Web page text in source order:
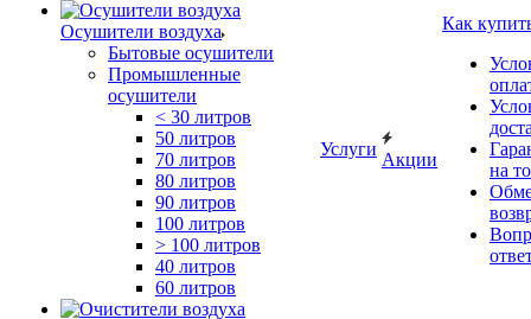
Осушители воздуха
Бытовые осушители
Промышленные
осушители
< 30 литров
50 литров
70 литров
80 литров
90 литров
100 литров
> 100 литров
40 литров
60 литров
Услуги
Акции
Как
на